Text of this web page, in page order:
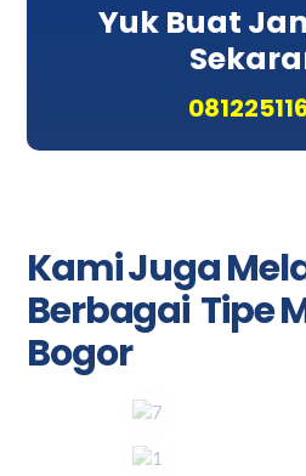
Yuk Buat
Kami Juga
Berbagai Tipe
Bogor